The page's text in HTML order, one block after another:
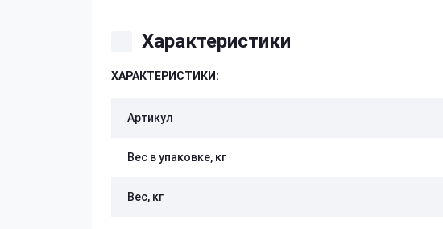
Характеристики
ХАРАКТЕРИСТИКИ:
Артикул
Вес в упаковке, кг
Вес, кг